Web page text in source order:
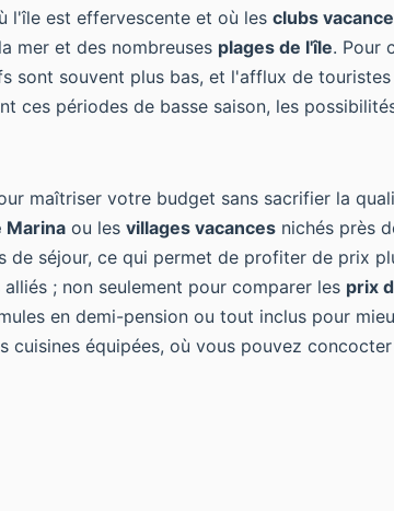
l'île est effervescente et où les clubs
mer et des nombreuses plages de l'île. Pour
sont souvent plus bas, et l'afflux de
ces périodes de basse saison, les
maîtriser votre budget sans sacrifier la
Marina ou les villages vacances nichés près
séjour, ce qui permet de profiter de prix
; non seulement pour comparer les prix
en demi-pension ou tout inclus pour
équipées, où vous pouvez